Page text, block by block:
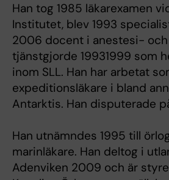
Han tog 1985 läkarexamen
Institutet, blev 1993
2006 docent i anestesi-
tjänstgjorde 19931999 som
inom SLL. Han har arbetat
expeditionsläkare i bland
Antarktis. Han disputerade
Han utnämndes 1995 till
marinläkare. Han deltog i
Adenviken 2009 och är